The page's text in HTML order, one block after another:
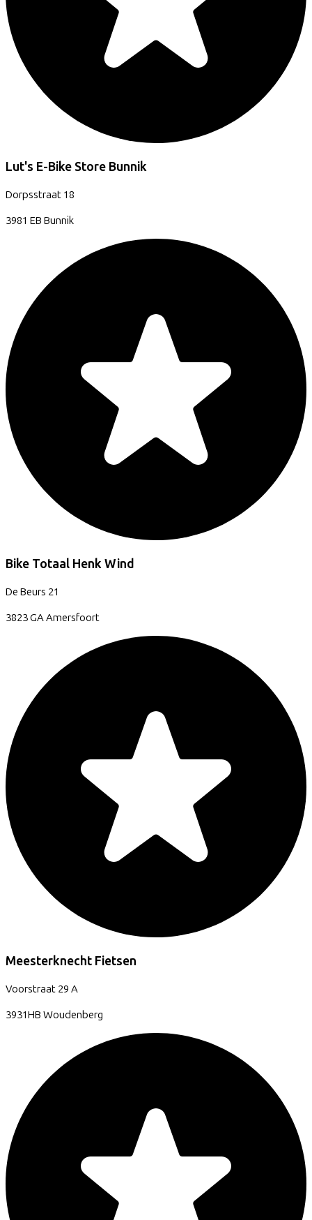
Lut's E-Bike Store Bunnik
Dorpsstraat 18
3981 EB Bunnik
Bike Totaal Henk Wind
De Beurs 21
3823 GAAmersfoort
Meesterknecht Fietsen
Voorstraat 29 A
3931HB Woudenberg